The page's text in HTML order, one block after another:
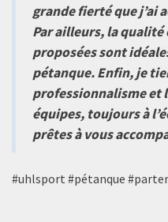
grande fierté que j’ai
Par ailleurs, la
proposées sont
pétanque. Enfin, je
professionnalisme et
équipes, toujours à
prêtes à vous
#uhlsport #pétanque